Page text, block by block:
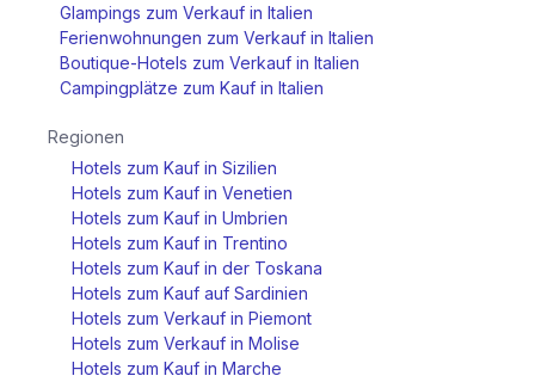
Glampings zum Verkauf in Italien
Ferienwohnungen zum Verkauf in Italien
Boutique-Hotels zum Verkauf in Italien
Campingplätze zum Kauf in Italien
Regionen
Hotels zum Kauf in Sizilien
Hotels zum Kauf in Venetien
Hotels zum Kauf in Umbrien
Hotels zum Kauf in Trentino
Hotels zum Kauf in der Toskana
Hotels zum Kauf auf Sardinien
Hotels zum Verkauf in Piemont
Hotels zum Verkauf in Molise
Hotels zum Kauf in Marche